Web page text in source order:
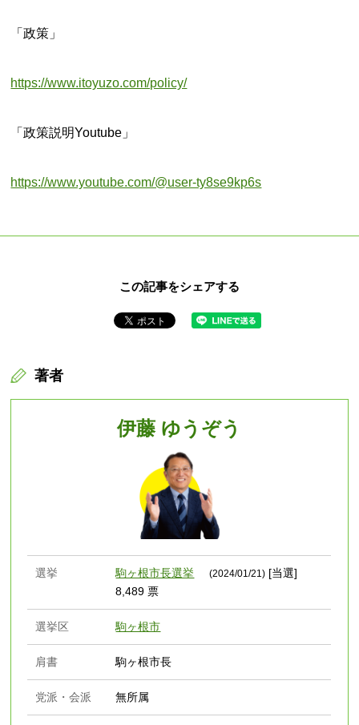
「政策」
https://www.itoyuzo.com/policy/
「政策説明Youtube」
https://www.youtube.com/@user-ty8se9kp6s
この記事をシェアする
著者
伊藤 ゆうぞう
選挙 駒ヶ根市長選挙 (2024/01/21) [当選]
8,489 票
選挙区 駒ヶ根市
肩書 駒ヶ根市長
党派・会派 無所属